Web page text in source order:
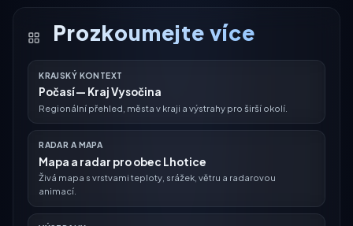
Prozkoumejte více
KRAJSKÝ KONTEXT
Počasí — Kraj Vysočina
Regionální přehled, města v kraji a výstrahy pro širší okolí.
RADAR A MAPA
Mapa a radar pro obec Lhotice
Živá mapa s vrstvami teploty, srážek, větru a radarovou
animací.